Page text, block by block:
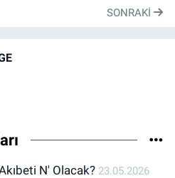
SONRAKI
N' Olacak? 23.05.2026